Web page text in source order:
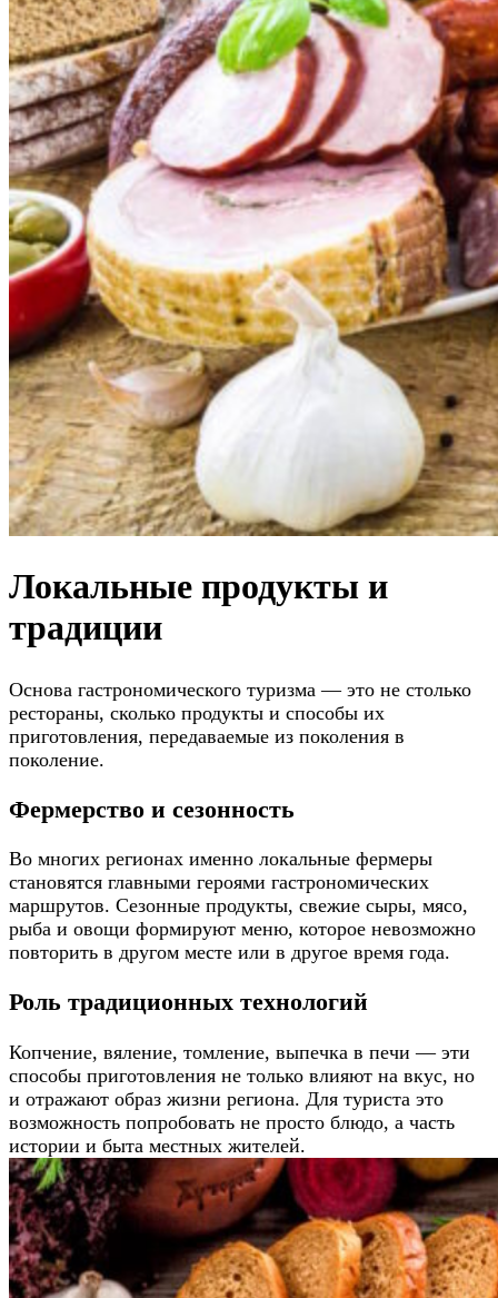
Локальные продукты и
традиции
Основа гастрономического туризма — это не столько
рестораны, сколько продукты и способы их
приготовления, передаваемые из поколения в
поколение.
Фермерство и сезонность
Во многих регионах именно локальные фермеры
становятся главными героями гастрономических
маршрутов. Сезонные продукты, свежие сыры, мясо,
рыба и овощи формируют меню, которое невозможно
повторить в другом месте или в другое время года.
Роль традиционных технологий
Копчение, вяление, томление, выпечка в печи — эти
способы приготовления не только влияют на вкус, но
и отражают образ жизни региона. Для туриста это
возможность попробовать не просто блюдо, а часть
истории и быта местных жителей.